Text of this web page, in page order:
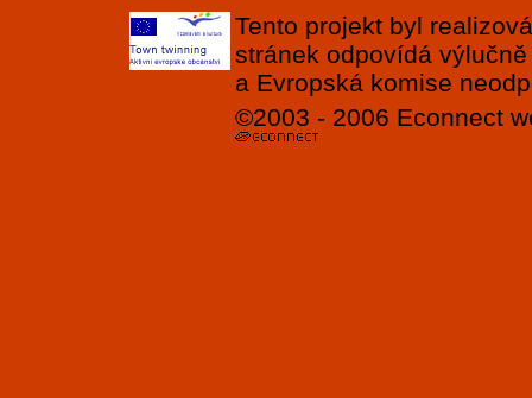
Tento projekt byl
stránek odpovídá
a Evropská komise
©2003 - 2006 Econnect